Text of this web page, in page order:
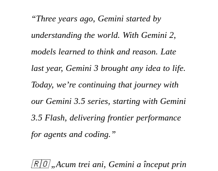
“Three years ago, Gemini started by
understanding the world. With Gemini 2,
models learned to think and reason. Late
last year, Gemini 3 brought any idea to life.
Today, we’re continuing that journey with
our Gemini 3.5 series, starting with Gemini
3.5 Flash, delivering frontier performance
for agents and coding.”
🇷🇴„Acum trei ani, Gemini a început prin